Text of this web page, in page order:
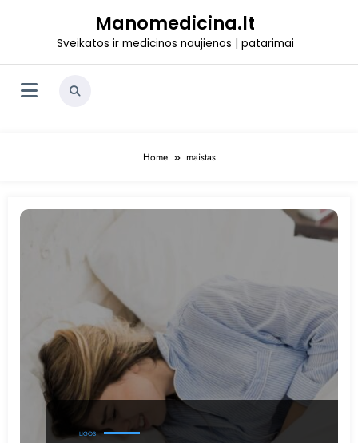
Manomedicina.lt
Sveikatos ir medicinos naujienos | patarimai
Home maistas
LIGOS